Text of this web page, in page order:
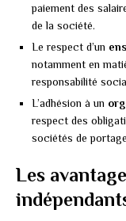
paiement des
de la société.
Le respect d’un
notamment en
responsabilité
L’adhésion à un
respect des
sociétés de
Les